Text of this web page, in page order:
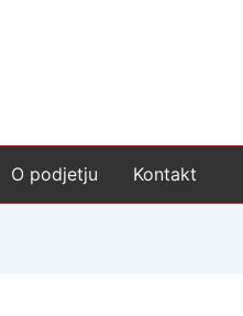
O podjetju Kontakt